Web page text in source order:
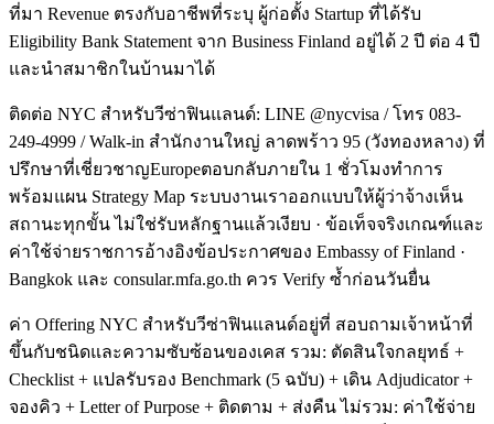
ที่มา Revenue ตรงกับอาชีพที่ระบุ ผู้ก่อตั้ง Startup ที่ได้รับ
Eligibility Bank Statement จาก Business Finland อยู่ได้ 2 ปี ต่อ 4 ปี
และนำสมาชิกในบ้านมาได้
ติดต่อ NYC สำหรับวีซ่าฟินแลนด์: LINE @nycvisa / โทร 083-
249-4999 / Walk-in สำนักงานใหญ่ ลาดพร้าว 95 (วังทองหลาง) ที่
ปรึกษาที่เชี่ยวชาญEuropeตอบกลับภายใน 1 ชั่วโมงทำการ
พร้อมแผน Strategy Map ระบบงานเราออกแบบให้ผู้ว่าจ้างเห็น
สถานะทุกขั้น ไม่ใช่รับหลักฐานแล้วเงียบ · ข้อเท็จจริงเกณฑ์และ
ค่าใช้จ่ายราชการอ้างอิงข้อประกาศของ Embassy of Finland ·
Bangkok และ consular.mfa.go.th ควร Verify ซ้ำก่อนวันยื่น
ค่า Offering NYC สำหรับวีซ่าฟินแลนด์อยู่ที่ สอบถามเจ้าหน้าที่
ขึ้นกับชนิดและความซับซ้อนของเคส รวม: ตัดสินใจกลยุทธ์ +
Checklist + แปลรับรอง Benchmark (5 ฉบับ) + เดิน Adjudicator +
จองคิว + Letter of Purpose + ติดตาม + ส่งคืน ไม่รวม: ค่าใช้จ่าย